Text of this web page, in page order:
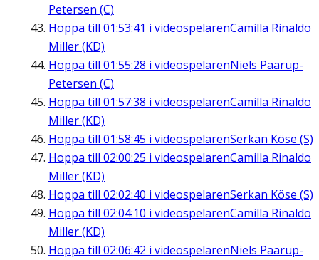
Petersen (C)
Hoppa till 01:53:41 i videospelarenCamilla Rinaldo
Miller (KD)
Hoppa till 01:55:28 i videospelarenNiels Paarup-
Petersen (C)
Hoppa till 01:57:38 i videospelarenCamilla Rinaldo
Miller (KD)
Hoppa till 01:58:45 i videospelarenSerkan Köse (S)
Hoppa till 02:00:25 i videospelarenCamilla Rinaldo
Miller (KD)
Hoppa till 02:02:40 i videospelarenSerkan Köse (S)
Hoppa till 02:04:10 i videospelarenCamilla Rinaldo
Miller (KD)
Hoppa till 02:06:42 i videospelarenNiels Paarup-